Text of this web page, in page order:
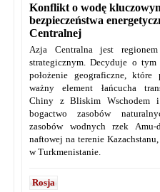
Konflikt o wodę
bezpieczeństwa
Centralnej
Azja Centralna jest
strategicznym. Decyduje o
położenie geograficzne, które
ważny element łańcucha
Chiny z Bliskim Wschodem
bogactwo zasobów
zasobów wodnych rzek
naftowej na terenie
w Turkmenistanie.
Rosja